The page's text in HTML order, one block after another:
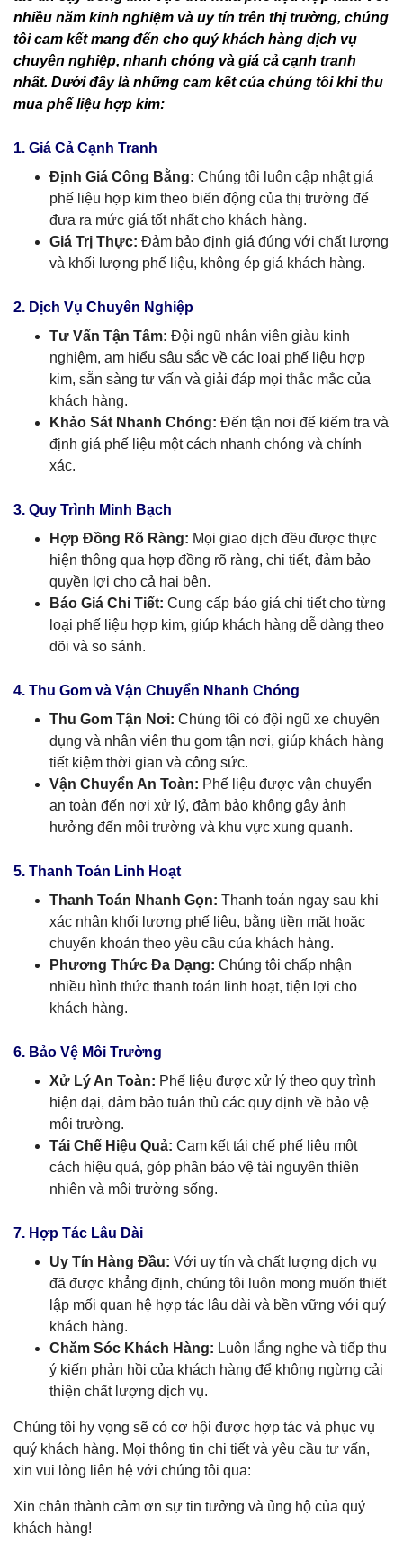
nhiều năm kinh nghiệm và uy tín trên thị trường, chúng
tôi cam kết mang đến cho quý khách hàng dịch vụ
chuyên nghiệp, nhanh chóng và giá cả cạnh tranh
nhất. Dưới đây là những cam kết của chúng tôi khi thu
mua phế liệu hợp kim:
1. Giá Cả Cạnh Tranh
Định Giá Công Bằng: Chúng tôi luôn cập nhật giá
phế liệu hợp kim theo biến động của thị trường để
đưa ra mức giá tốt nhất cho khách hàng.
Giá Trị Thực: Đảm bảo định giá đúng với chất lượng
và khối lượng phế liệu, không ép giá khách hàng.
2. Dịch Vụ Chuyên Nghiệp
Tư Vấn Tận Tâm: Đội ngũ nhân viên giàu kinh
nghiệm, am hiểu sâu sắc về các loại phế liệu hợp
kim, sẵn sàng tư vấn và giải đáp mọi thắc mắc của
khách hàng.
Khảo Sát Nhanh Chóng: Đến tận nơi để kiểm tra và
định giá phế liệu một cách nhanh chóng và chính
xác.
3. Quy Trình Minh Bạch
Hợp Đồng Rõ Ràng: Mọi giao dịch đều được thực
hiện thông qua hợp đồng rõ ràng, chi tiết, đảm bảo
quyền lợi cho cả hai bên.
Báo Giá Chi Tiết: Cung cấp báo giá chi tiết cho từng
loại phế liệu hợp kim, giúp khách hàng dễ dàng theo
dõi và so sánh.
4. Thu Gom và Vận Chuyển Nhanh Chóng
Thu Gom Tận Nơi: Chúng tôi có đội ngũ xe chuyên
dụng và nhân viên thu gom tận nơi, giúp khách hàng
tiết kiệm thời gian và công sức.
Vận Chuyển An Toàn: Phế liệu được vận chuyển
an toàn đến nơi xử lý, đảm bảo không gây ảnh
hưởng đến môi trường và khu vực xung quanh.
5. Thanh Toán Linh Hoạt
Thanh Toán Nhanh Gọn: Thanh toán ngay sau khi
xác nhận khối lượng phế liệu, bằng tiền mặt hoặc
chuyển khoản theo yêu cầu của khách hàng.
Phương Thức Đa Dạng: Chúng tôi chấp nhận
nhiều hình thức thanh toán linh hoạt, tiện lợi cho
khách hàng.
6. Bảo Vệ Môi Trường
Xử Lý An Toàn: Phế liệu được xử lý theo quy trình
hiện đại, đảm bảo tuân thủ các quy định về bảo vệ
môi trường.
Tái Chế Hiệu Quả: Cam kết tái chế phế liệu một
cách hiệu quả, góp phần bảo vệ tài nguyên thiên
nhiên và môi trường sống.
7. Hợp Tác Lâu Dài
Uy Tín Hàng Đầu: Với uy tín và chất lượng dịch vụ
đã được khẳng định, chúng tôi luôn mong muốn thiết
lập mối quan hệ hợp tác lâu dài và bền vững với quý
khách hàng.
Chăm Sóc Khách Hàng: Luôn lắng nghe và tiếp thu
ý kiến phản hồi của khách hàng để không ngừng cải
thiện chất lượng dịch vụ.
Chúng tôi hy vọng sẽ có cơ hội được hợp tác và phục vụ
quý khách hàng. Mọi thông tin chi tiết và yêu cầu tư vấn,
xin vui lòng liên hệ với chúng tôi qua:
Xin chân thành cảm ơn sự tin tưởng và ủng hộ của quý
khách hàng!